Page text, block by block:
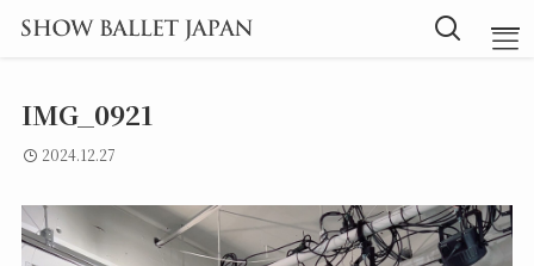
Message
IMG_0921
2024.12.27